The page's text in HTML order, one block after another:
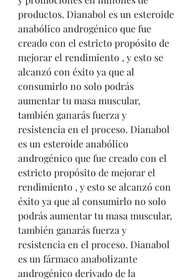
productos. Dianabol es un esteroide
anabólico androgénico que fue
creado con el estricto propósito de
mejorar el rendimiento , y esto se
alcanzó con éxito ya que al
consumirlo no solo podrás
aumentar tu masa muscular,
también ganarás fuerza y
resistencia en el proceso. Dianabol
es un esteroide anabólico
androgénico que fue creado con el
estricto propósito de mejorar el
rendimiento , y esto se alcanzó con
éxito ya que al consumirlo no solo
podrás aumentar tu masa muscular,
también ganarás fuerza y
resistencia en el proceso. Dianabol
es un fármaco anabolizante
androgénico derivado de la